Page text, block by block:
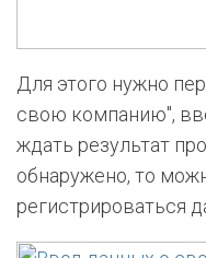
Для этого нужно
свою компанию",
ждать результат
обнаружено, то
регистрироваться